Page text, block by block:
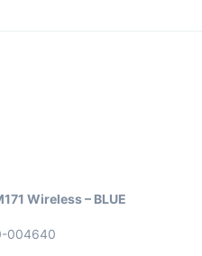
Wireless – BLUE
004640